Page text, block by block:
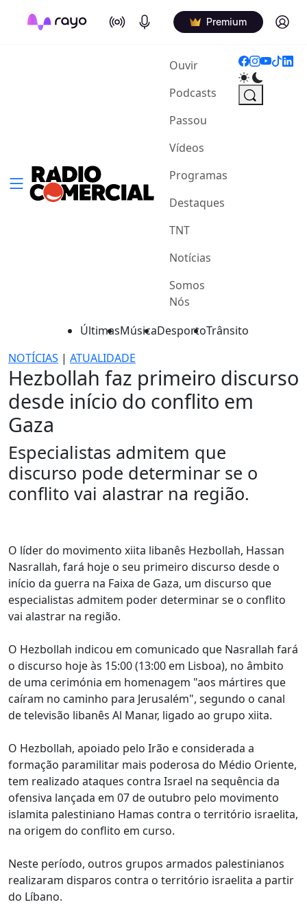
On Air Podcasts Premium Log in
Ouvir(current)
Podcasts
Passou
Vídeos
Programas
Destaques
TNT
Notícias
Somos
Nós
ÚltimasMúsicaDesportoTrânsito
NOTÍCIAS | ATUALIDADE
Hezbollah faz primeiro discurso
desde início do conflito em
Gaza
Especialistas admitem que
discurso pode determinar se o
conflito vai alastrar na região.
O líder do movimento xiita libanês Hezbollah, Hassan
Nasrallah, fará hoje o seu primeiro discurso desde o
início da guerra na Faixa de Gaza, um discurso que
especialistas admitem poder determinar se o conflito
vai alastrar na região.
O Hezbollah indicou em comunicado que Nasrallah fará
o discurso hoje às 15:00 (13:00 em Lisboa), no âmbito
de uma cerimónia em homenagem "aos mártires que
caíram no caminho para Jerusalém", segundo o canal
de televisão libanês Al Manar, ligado ao grupo xiita.
O Hezbollah, apoiado pelo Irão e considerada a
formação paramilitar mais poderosa do Médio Oriente,
tem realizado ataques contra Israel na sequência da
ofensiva lançada em 07 de outubro pelo movimento
islamita palestiniano Hamas contra o território israelita,
na origem do conflito em curso.
Neste período, outros grupos armados palestinianos
realizaram disparos contra o território israelita a partir
do Líbano.